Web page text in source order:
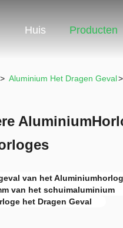
Huis Producten
> Aluminium Het Dragen Geval>
van het
van het schuimaluminium
het Dragen Geval